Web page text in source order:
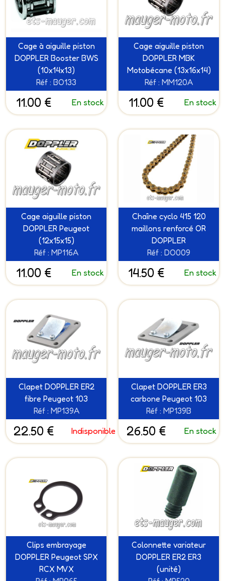
Cage à aiguille piston
DOPPLER Booster BWS
(10x14x13)
Réf : BO133
11.00 € En stock
Cage aiguille piston
DOPPLER MBK
Motobécane (13x16x14)
Réf : MM120A
11.00 € En stock
Cage aiguille piston
DOPPLER Peugeot
(12x15x15)
Réf : MP116A
11.00 € En stock
Chaîne cyclo 415 120
maillons renforcé OR
DOPPLER
Réf : DO009
14.50 € En stock
Clapet DOPPLER ER2
fibre Peugeot 103
Réf : MP139A
22.50 € Indisponible
Clapet DOPPLER ER3
carbone Peugeot 103
Réf : MP139B
26.50 € En stock
Clips embrayage
DOPPLER Peugeot SPX
RCX MVX
Colonnette variateur
DOPPLER ER2 ER3
(unité)